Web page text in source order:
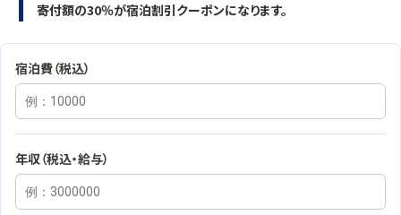
寄付額の30％が宿泊割引クーポンになります。
宿泊費（税込）
年収（税込・給与）